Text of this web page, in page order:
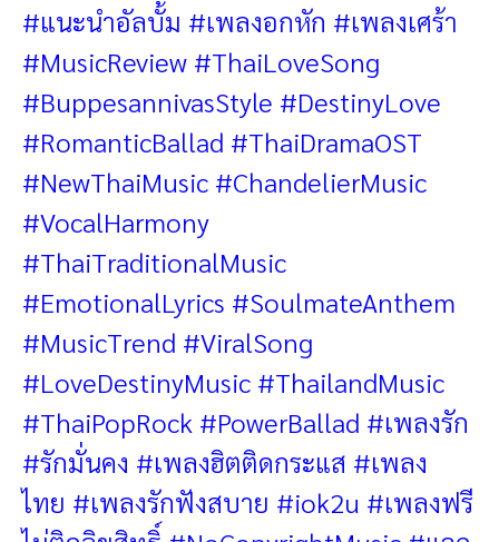
#แนะนำอัลบั้ม #เพลงอกหัก #เพลงเศร้า
#MusicReview #ThaiLoveSong
#BuppesannivasStyle #DestinyLove
#RomanticBallad #ThaiDramaOST
#NewThaiMusic #ChandelierMusic
#VocalHarmony
#ThaiTraditionalMusic
#EmotionalLyrics #SoulmateAnthem
#MusicTrend #ViralSong
#LoveDestinyMusic #ThailandMusic
#ThaiPopRock #PowerBallad #เพลงรัก
#รักมั่นคง #เพลงฮิตติดกระแส #เพลง
ไทย #เพลงรักฟังสบาย #iok2u #เพลงฟรี